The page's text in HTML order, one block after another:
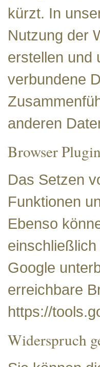
kürzt. In
Nutzung der
erstellen und
verbundene
anderen
Browser Plugin
Das Setzen
Funktionen
Ebenso
Google
erreichbare
https://
Widerspruch